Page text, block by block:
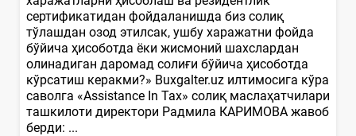
сертификатидан фойдаланишда биз солиқ
тўлашдан озод этилсак, ушбу харажатни фойда
бўйича ҳисоботда ёки жисмоний шахслардан
олинадиган даромад солиғи бўйича ҳисоботда
кўрсатиш керакми?» Buxgalter.uz илтимосига кўра
саволга «Assistance In Tax» солиқ маслаҳатчилари
ташкилоти директори Радмила КАРИМОВА жавоб
берди: ...